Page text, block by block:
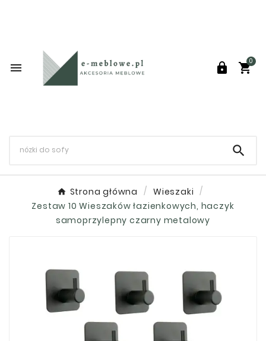
  
0

Strona główna
Wieszaki
Zestaw 10 Wieszaków łazienkowych, haczyk
samoprzylepny czarny metalowy